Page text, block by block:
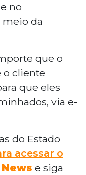
no
meio da
que o
o cliente
que eles
via e-
do Estado
acessar o
News e siga